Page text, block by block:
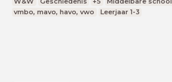
vmbo, mavo, havo, vwo
Leerjaar 1-3